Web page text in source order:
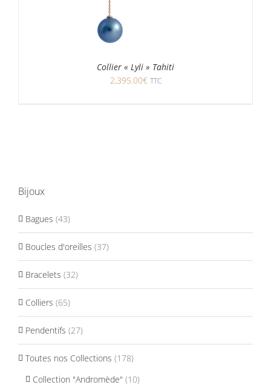
Collier « Lyli » Tahiti
2,395.00€ TTC
Bijoux
Bagues (43)
Boucles d'oreilles (37)
Bracelets (32)
Colliers (65)
Pendentifs (27)
Toutes nos Collections (178)
Collection "Andromède" (10)